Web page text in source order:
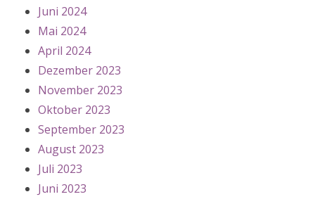
Juni 2024
Mai 2024
April 2024
Dezember 2023
November 2023
Oktober 2023
September 2023
August 2023
Juli 2023
Juni 2023